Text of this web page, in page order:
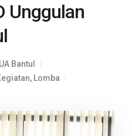
Unggulan
Bantul
, Lomba